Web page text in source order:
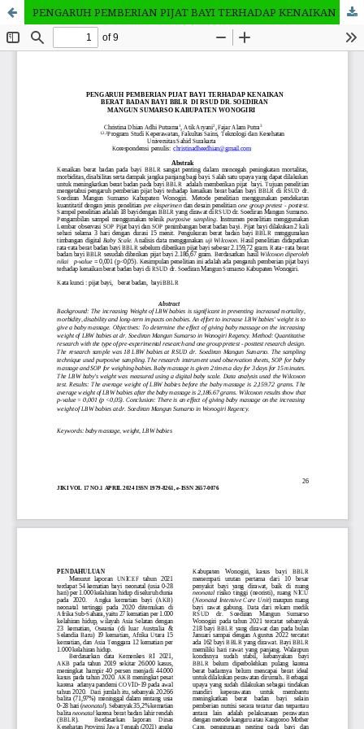
PENGARUH PEMBERIAN PIJAT BAYI TERHADAP KENAIKAN BERAT BADAN BAYI BBLR DI RSUD DR. SOEDIRAN MANGUN SUMARSO KABUPATEN WONOGIRI